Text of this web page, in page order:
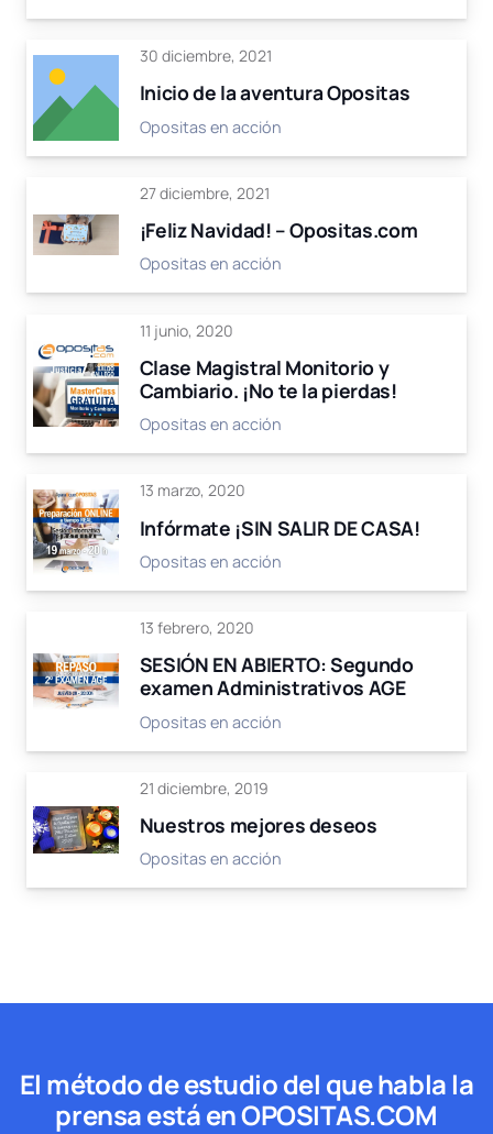
30 diciembre, 2021
Inicio de la aventura Opositas
Opositas en acción
27 diciembre, 2021
¡Feliz Navidad! – Opositas.com
Opositas en acción
11 junio, 2020
Clase Magistral Monitorio y
Cambiario. ¡No te la pierdas!
Opositas en acción
13 marzo, 2020
Infórmate ¡SIN SALIR DE CASA!
Opositas en acción
13 febrero, 2020
SESIÓN EN ABIERTO: Segundo
examen Administrativos AGE
Opositas en acción
21 diciembre, 2019
Nuestros mejores deseos
Opositas en acción
El método de estudio del que habla la
prensa está en OPOSITAS.COM